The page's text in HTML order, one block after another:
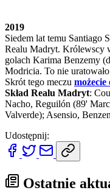
2019
Siedem lat temu Santiago
Realu Madryt. Królewscy
golach Karima Benzemy
Modricia. To nie
Skrót tego meczu
Skład Realu Madryt:
Nacho, Reguilón (89'
Valverde); Asensio,
Udostępnij:
Ostatnie